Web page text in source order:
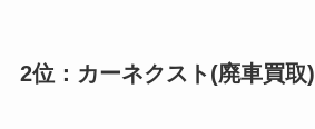
2位：カーネクスト(廃車買取)